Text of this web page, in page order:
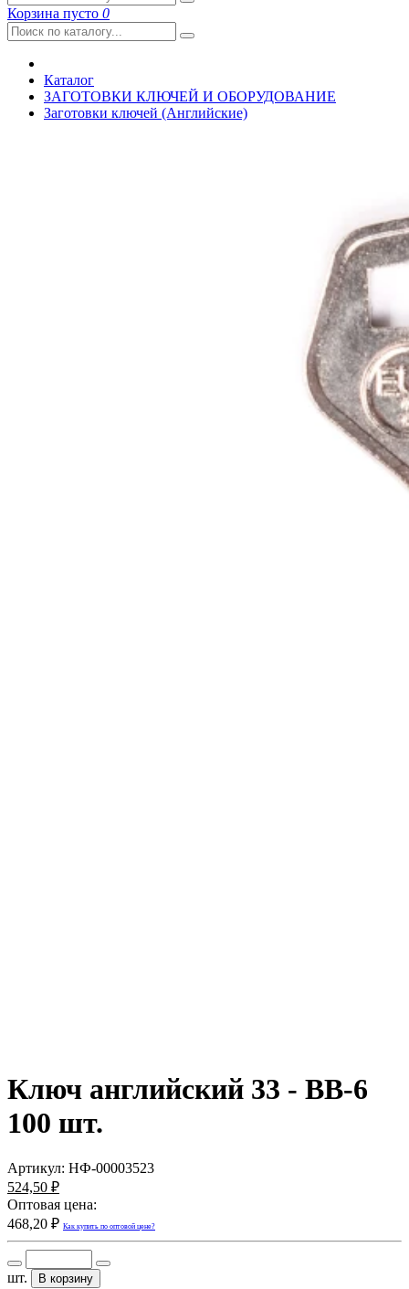
Корзина пусто 0
Каталог
ЗАГОТОВКИ КЛЮЧЕЙ И ОБОРУДОВАНИЕ
Заготовки ключей (Английские)
Ключ английский 33 - BB-6
100 шт.
Артикул: НФ-00003523
524,50 ₽
Оптовая цена:
468,20 ₽ Как купить по оптовой цене?
шт. В корзину